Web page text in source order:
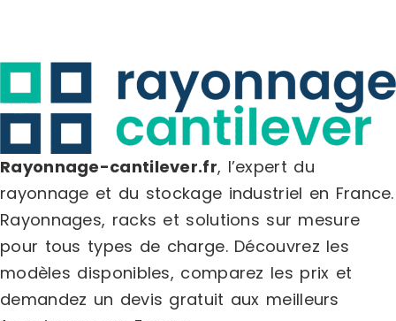
Rayonnage-cantilever.fr, l’expert du
rayonnage et du stockage industriel en France.
Rayonnages, racks et solutions sur mesure
pour tous types de charge. Découvrez les
modèles disponibles, comparez les prix et
demandez un devis gratuit aux meilleurs